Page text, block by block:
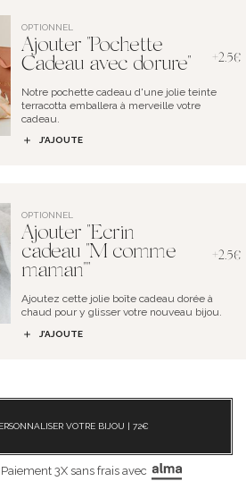
OPTIONNEL
Ajouter "Pochette
Cadeau avec dorure"
+2.5€
Notre pochette cadeau d'une jolie teinte
terracotta emballera à merveille votre
cadeau.
J’AJOUTE
OPTIONNEL
Ajouter "Ecrin
cadeau "M comme
maman""
+2.5€
Ajoutez cette jolie boîte cadeau dorée à
chaud pour y glisser votre nouveau bijou.
J’AJOUTE
VOTRE BIJOU | 72€
Paiement 3X sans frais avec